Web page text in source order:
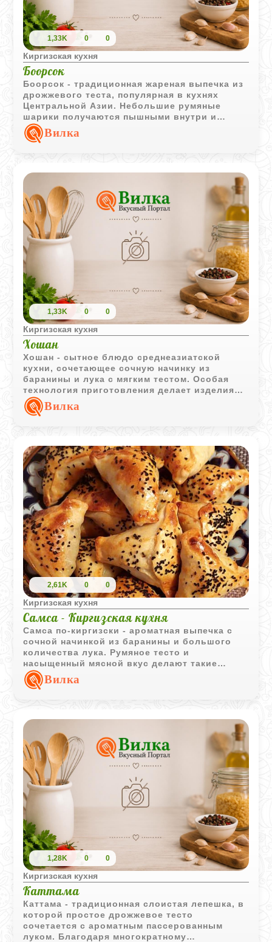
1,33K 0 0
Киргизская кухня
Боорсок
Боорсок - традиционная жареная выпечка из
дрожжевого теста, популярная в кухнях
Центральной Азии. Небольшие румяные
шарики получаются пышными внутри и
отлично подходят для чаепития.
Вилка
1,33K 0 0
Киргизская кухня
Хошан
Хошан - сытное блюдо среднеазиатской
кухни, сочетающее сочную начинку из
баранины и лука с мягким тестом. Особая
технология приготовления делает изделия
одновременно поджаристыми снаружи и
сочными внутри.
Вилка
2,61K 0 0
Киргизская кухня
Самса - Киргизская кухня
Самса по-киргизски - ароматная выпечка с
сочной начинкой из баранины и большого
количества лука. Румяное тесто и
насыщенный мясной вкус делают такие
пирожки отличным вариантом для семейного
обеда или перекуса.
Вилка
1,28K 0 0
Киргизская кухня
Каттама
Каттама - традиционная слоистая лепешка, в
которой простое дрожжевое тесто
сочетается с ароматным пассерованным
луком. Благодаря многократному